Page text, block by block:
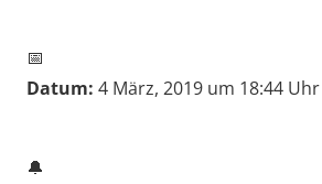
📅
Datum: 4 März, 2019 um 18:44 Uhr
🔔